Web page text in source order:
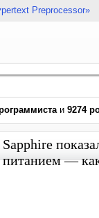
Preprocessor»
и 9274
Sapphire
питанием —